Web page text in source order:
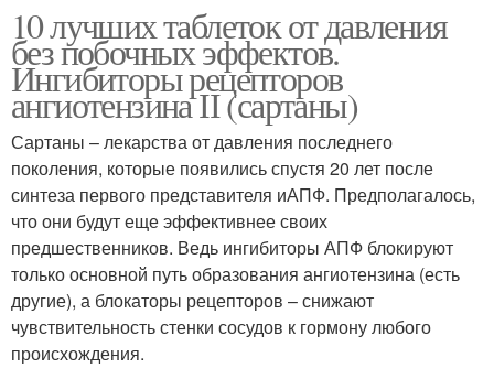
10 лучших таблеток от давления
без побочных эффектов.
Ингибиторы рецепторов
ангиотензина ІІ (сартаны)
Сартаны – лекарства от давления последнего
поколения, которые появились спустя 20 лет после
синтеза первого представителя иАПФ. Предполагалось,
что они будут еще эффективнее своих
предшественников. Ведь ингибиторы АПФ блокируют
только основной путь образования ангиотензина (есть
другие), а блокаторы рецепторов – снижают
чувствительность стенки сосудов к гормону любого
происхождения.